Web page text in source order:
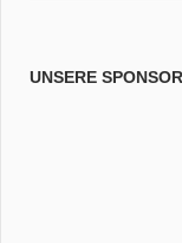
UNSERE